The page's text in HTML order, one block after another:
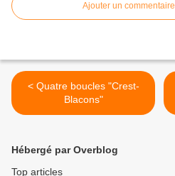
Ajouter un commentaire
< Quatre boucles "Crest-
Blacons"
Hébergé par Overblog
Top articles